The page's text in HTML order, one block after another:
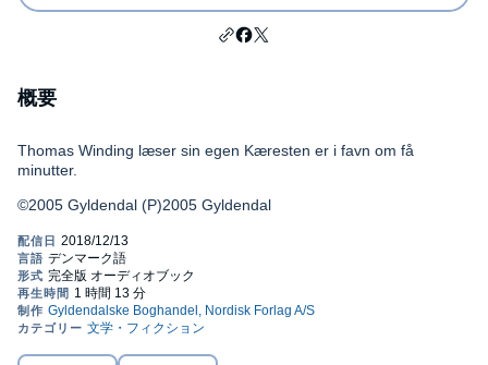
概要
Thomas Winding læser sin egen Kæresten er i favn om få
minutter.
©2005 Gyldendal (P)2005 Gyldendal